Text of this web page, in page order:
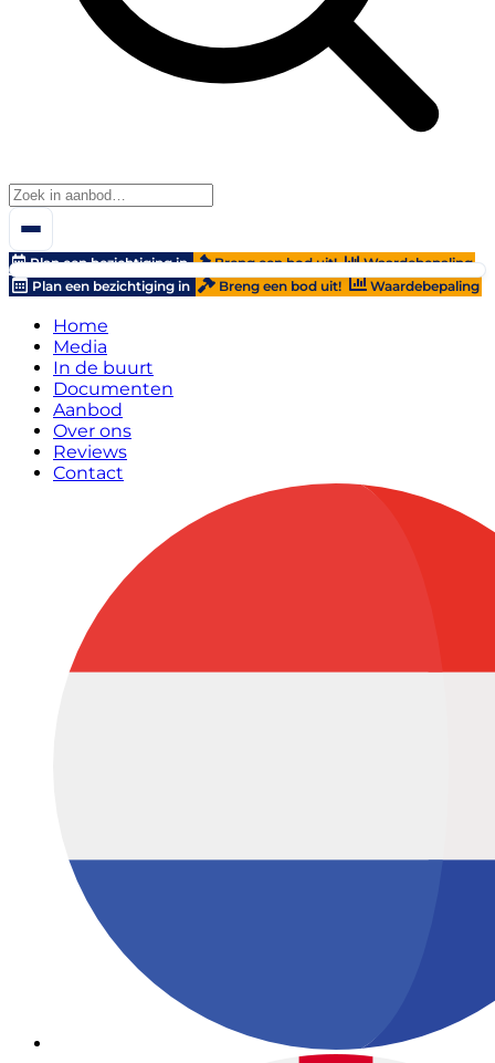
Plan een bezichtiging in Breng een bod uit!
Waardebepaling
Plan een bezichtiging in
Breng een bod uit! Waardebepaling
Home
Media
In de buurt
Documenten
Aanbod
Over ons
Reviews
Contact